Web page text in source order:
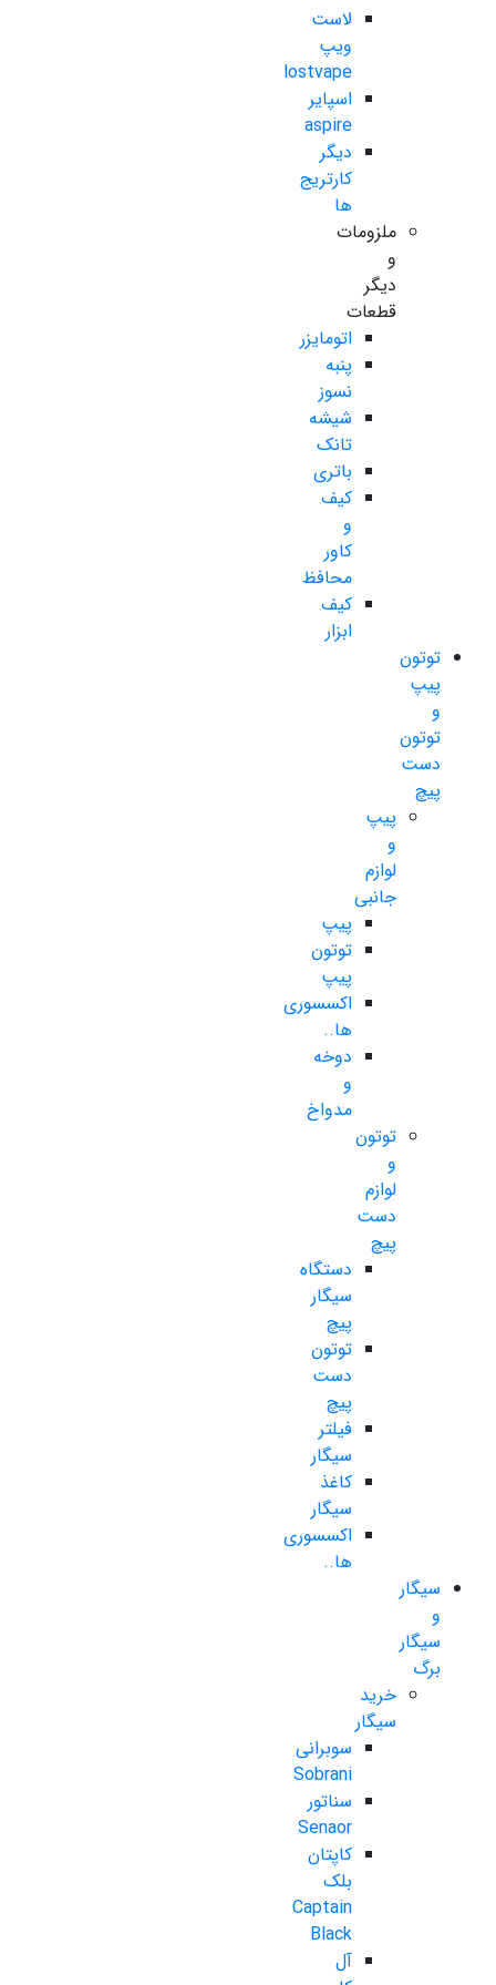
لاست
ویپ
lostvape
اسپایر
aspire
دیگر
کارتریج
ها
ملزومات
و
دیگر
قطعات
اتومایزر
پنبه
نسوز
شیشه
تانک
باتری
کیف
و
کاور
محافظ
کیف
ابزار
توتون
پیپ
و
توتون
دست
پیچ
پیپ
و
لوازم
جانبی
پیپ
توتون
پیپ
اکسسوری
ها..
دوخه
و
مدواخ
توتون
و
لوازم
دست
پیچ
دستگاه
سیگار
پیچ
توتون
دست
پیچ
فیلتر
سیگار
کاغذ
سیگار
اکسسوری
ها..
سیگار
و
سیگار
برگ
خرید
سیگار
سوبرانی
Sobrani
سناتور
Senaor
کاپتان
بلک
Captain
Black
آل